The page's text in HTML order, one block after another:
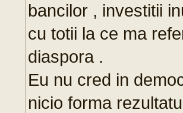
bancilor , investitii
cu totii la ce ma
diaspora .
Eu nu cred in
nicio forma